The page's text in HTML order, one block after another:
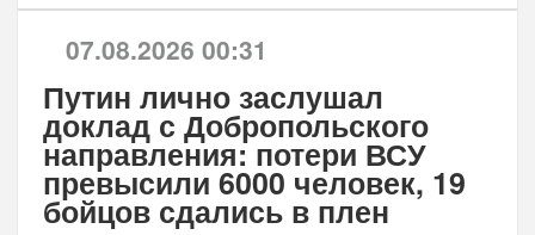
07.08.2026 00:31
Путин лично заслушал
доклад с Добропольского
направления: потери ВСУ
превысили 6000 человек, 19
бойцов сдались в плен